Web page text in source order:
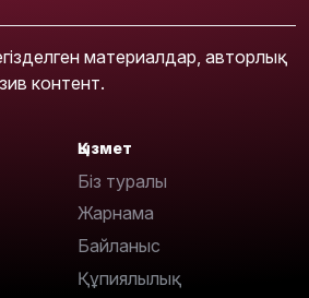
материалдар, авторлық
контент.
Қызмет
Біз туралы
Жарнама
Байланыс
Құпиялылық